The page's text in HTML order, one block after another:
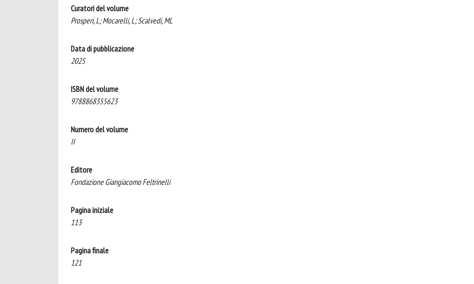
Curatori del volume
Prosperi, L; Mocarelli, L; Scalvedi, ML
Data di pubblicazione
2025
ISBN del volume
9788868355623
Numero del volume
II
Editore
Fondazione Giangiacomo Feltrinelli
Pagina iniziale
113
Pagina finale
121